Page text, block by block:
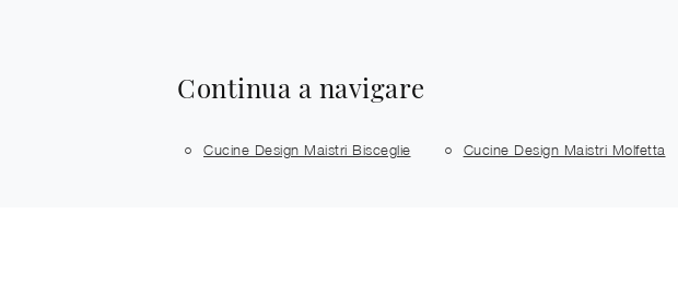
Continua a navigare
Cucine Design Maistri Bisceglie Cucine Design Maistri Molfetta